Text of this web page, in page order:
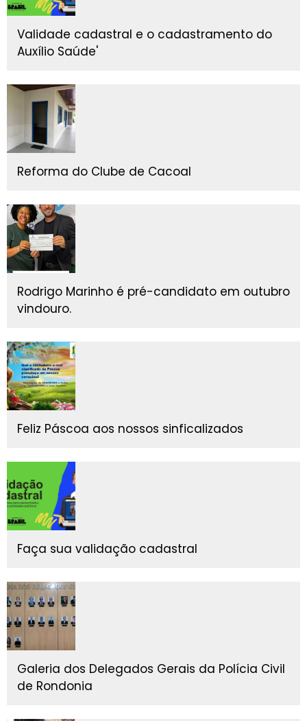
Validade cadastral e o cadastramento do
Auxílio Saúde'
Reforma do Clube de Cacoal
Rodrigo Marinho é pré-candidato em outubro
vindouro.
Feliz Páscoa aos nossos sinficalizados
Faça sua validação cadastral
Galeria dos Delegados Gerais da Polícia Civil
de Rondonia